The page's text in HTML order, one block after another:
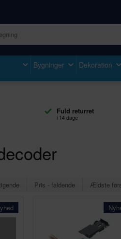
Bygninger Dekoration
Fuld returret
i 14 dage
Pris - faldende Ældste